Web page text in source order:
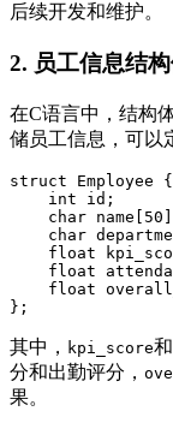
后续开发和维护。
2. 员工信息结
在C语言中，结构
储员工信息，可以
struct Employee
    int id;
char
char
float
float
float
其中， kpi_score和
分和出勤评分，
果。